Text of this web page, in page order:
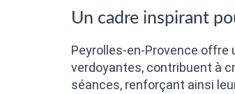
Un cadre inspirant
Peyrolles-en-Provence offre
verdoyantes, contribuent à
séances, renforçant ainsi